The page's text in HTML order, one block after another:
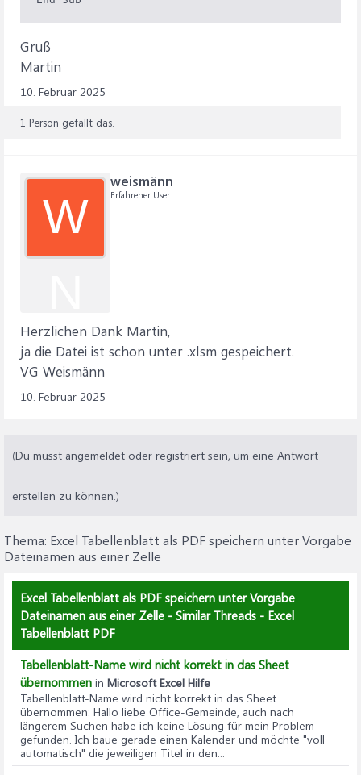
Gruß
Martin
10. Februar 2025
1 Person gefällt das.
W
weismänn
Erfahrener User
Herzlichen Dank Martin,
ja die Datei ist schon unter .xlsm gespeichert.
VG Weismänn
10. Februar 2025
(Du musst angemeldet oder registriert sein, um eine Antwort
erstellen zu können.)
Thema: Excel Tabellenblatt als PDF speichern unter Vorgabe
Dateinamen aus einer Zelle
Excel Tabellenblatt als PDF speichern unter Vorgabe
Dateinamen aus einer Zelle - Similar Threads - Excel
Tabellenblatt PDF
Tabellenblatt-Name wird nicht korrekt in das Sheet
übernommen in Microsoft Excel Hilfe
Tabellenblatt-Name wird nicht korrekt in das Sheet
übernommen: Hallo liebe Office-Gemeinde, auch nach
längerem Suchen habe ich keine Lösung für mein Problem
gefunden. Ich baue gerade einen Kalender und möchte "voll
automatisch" die jeweiligen Titel in den...